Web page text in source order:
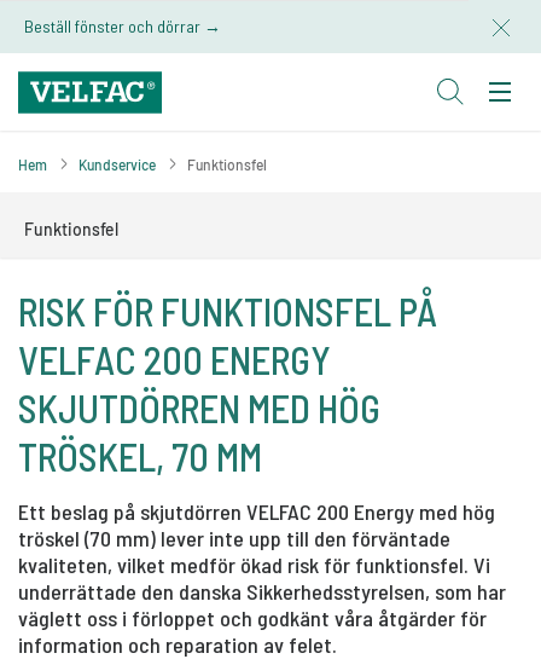
Beställ fönster och dörrar →
Hem Kundservice Funktionsfel
Funktionsfel
RISK FÖR FUNKTIONSFEL PÅ
VELFAC 200 ENERGY
SKJUTDÖRREN MED HÖG
TRÖSKEL, 70 MM
Ett beslag på skjutdörren VELFAC 200 Energy med hög
tröskel (70 mm) lever inte upp till den förväntade
kvaliteten, vilket medför ökad risk för funktionsfel. Vi
underrättade den danska Sikkerhedsstyrelsen, som har
väglett oss i förloppet och godkänt våra åtgärder för
information och reparation av felet.